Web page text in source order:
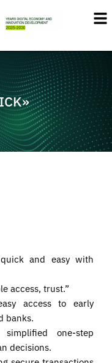
and easy with
access, trust.”
access to early
banks.
one-step
decisions.